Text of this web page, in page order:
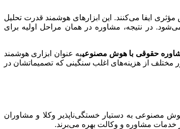
ایفا می‌کنند. این ابزارهای هوشمند قدرت تحلیل
در نتیجه، مشاوره در همان مراحل اولیه برای
حقوقی با هوش مصنوعیبه عنوان ابزاری هوشمند
مختلف از هزینه‌های اغلب سنگینی که تصمیماتشان در
مصنوعی به دستیار خستگی‌ناپذیر وکلا و مشاوران
خدمات مشاوره و وکالت بهره می‌برند.